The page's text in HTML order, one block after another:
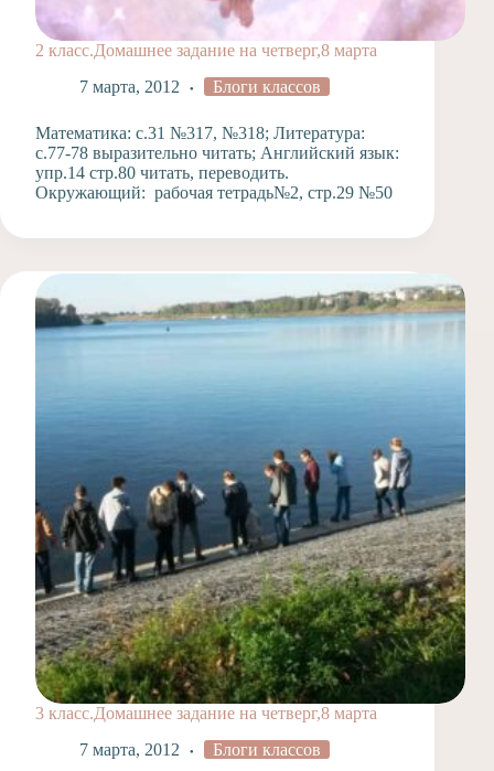
2 класс.Домашнее задание на четверг,8 марта
7 марта, 2012
Блоги классов
Математика: с.31 №317, №318; Литература:
с.77-78 выразительно читать; Английский язык:
упр.14 стр.80 читать, переводить.
Окружающий: рабочая тетрадь№2, стр.29 №50
3 класс.Домашнее задание на четверг,8 марта
7 марта, 2012
Блоги классов